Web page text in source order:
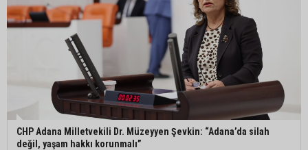
Adana Lezzet Festivali için stratejik hazırlık
toplantısı yapıldı
Adana’da 478 yıllık Kemeraltı Camii’nde sprey
boya krizi: Vatandaşlar denetimlerin artırılmasını
istedi
CHP Adana Milletvekili Dr. Müzeyyen Şevkin: “Adana’da silah
değil, yaşam hakkı korunmalı”